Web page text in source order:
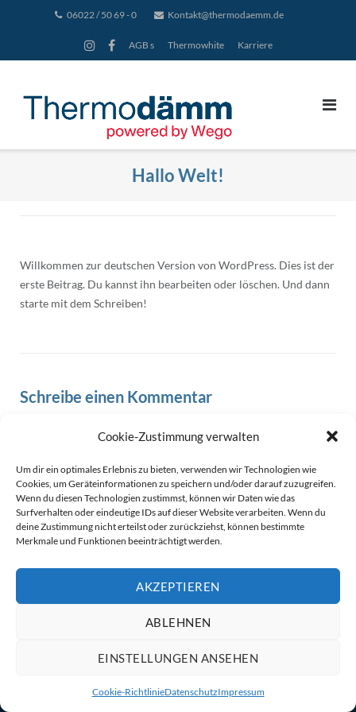
Cookie-Zustimmung verwalten
Um dir ein optimales Erlebnis zu bieten, verwenden wir Technologien wie
Cookies, um Geräteinformationen zu speichern und/oder darauf zuzugreifen.
Wenn du diesen Technologien zustimmst, können wir Daten wie das
Surfverhalten oder eindeutige IDs auf dieser Website verarbeiten. Wenn du
deine Zustimmung nicht erteilst oder zurückziehst, können bestimmte
Merkmale und Funktionen beeinträchtigt werden.
AKZEPTIEREN
ABLEHNEN
EINSTELLUNGEN ANSEHEN
Cookie-RichtlinieDatenschutzImpressum
06022 / 50 69 - 0 Kontakt@thermodaemm.de
AGB s Thermowhite Karriere
Hallo Welt!
Willkommen zur deutschen Version von WordPress. Dies ist der
erste Beitrag. Du kannst ihn bearbeiten oder löschen. Und dann
starte mit dem Schreiben!
Schreibe einen Kommentar
© 2026Wego Thermodämm Elsenfeld Theme byPuro
Datenschutz Impressum Cookie-Richtlinie (EU)
Softwareentwicklung von at² GmbH Nürnberg